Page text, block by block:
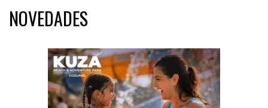
NOVEDADES